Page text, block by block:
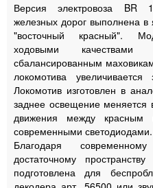
Версия электровоза BR
железных дорог выполнена в
"восточный красный".
ходовыми
сбалансированным
локомотива
Локомотив изготовлен в
заднее освещение меняется
движения между красным
современными светодиодами.
Благодаря
достаточному
подготовлена для